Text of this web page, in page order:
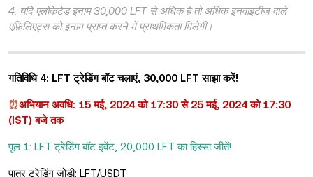
4. यदि एलोकेटेड इनाम 30,000 LFT से अधिक है तो अधिक इनवाइटीज़ वाले
एफ़िलिएट्स को इनाम प्राप्त करने में प्राथमिकता मिलेगी।
गतिविधि 4: LFT ट्रेडिंग बॉट चलाएं, 30,000 LFT साझा करें!
⏰अभियान अवधि: 15 मई, 2024 को 17:30 से 25 मई, 2024 को 17:30
(IST) बजे तक
पूल 1: LFT ट्रेडिंग बॉट इवेंट, 20,000 LFT का हिस्सा जीतें!
पात्र ट्रेडिंग जोड़ी: LFT/USDT